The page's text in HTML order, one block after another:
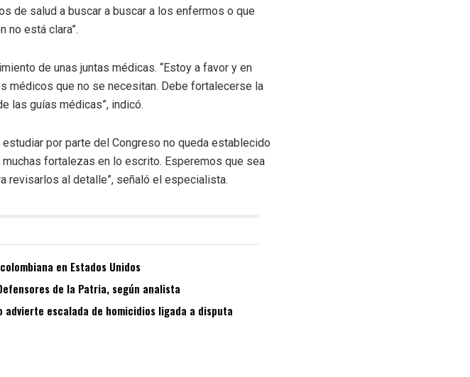
de salud a buscar a buscar a los enfermos o que
no está clara”.
de unas juntas médicas. “Estoy a favor y en
médicos que no se necesitan. Debe fortalecerse la
las guías médicas”, indicó.
por parte del Congreso no queda establecido
fortalezas en lo escrito. Esperemos que sea
revisarlos al detalle”, señaló el especialista.
en Estados Unidos
de la Patria, según analista
escalada de homicidios ligada a disputa